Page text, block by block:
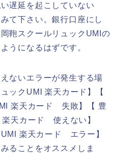
遅延を起こしていない
て下さい。銀行口座にし
鞄スクールリュックUMIの
うになるはずです。
ないエラーが発生する場
ックUMI 楽天カード】【
楽天カード 失敗】【 豊
楽天カード 使えない】
UMI 楽天カード エラー】
ることをオススメしま